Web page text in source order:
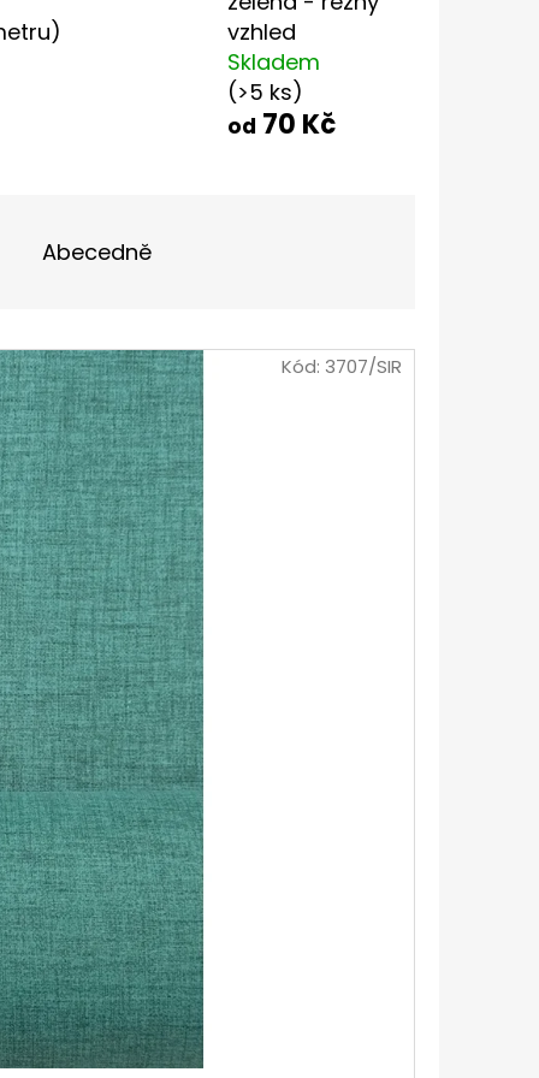
vzhled
Skladem
(>5 ks)
od 70 Kč
Abecedně
Kód: 3707/SIR
TAŠKA S HORTENZIÍ